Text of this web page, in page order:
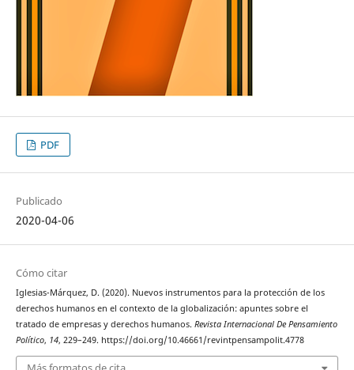
PDF
Publicado
2020-04-06
Cómo citar
Iglesias-Márquez, D. (2020). Nuevos instrumentos para la protección de los
derechos humanos en el contexto de la globalización: apuntes sobre el
tratado de empresas y derechos humanos. Revista Internacional De Pensamiento
Político, 14, 229–249. https://doi.org/10.46661/revintpensampolit.4778